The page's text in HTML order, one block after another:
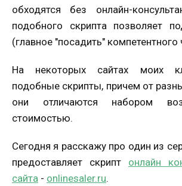
обходятся без онлайн-
подобного скрипта позволяет
(главное "посадить" компетентного
На некоторых сайтах моих
подобные скрипты, причем от
они отличаются набором
стоимостью.
Сегодня я расскажу про один из
предоставляет скрипт онлайн
сайта - onlinesaler.ru.